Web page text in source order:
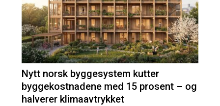
Nytt norsk byggesystem kutter
byggekostnadene med 15 prosent – og
halverer klimaavtrykket